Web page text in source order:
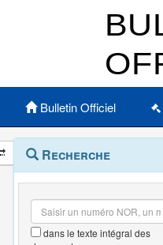
Bulletin Officiel
Navigation
et
outils
annexes
Menu
contextuel
Recherche
dans le texte intégral des